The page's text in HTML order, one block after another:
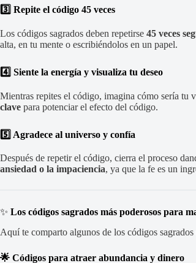
3️⃣ Repite el código 45 veces
Los códigos sagrados deben repetirse 45 veces
alta, en tu mente o escribiéndolos en un papel.
4️⃣ Siente la energía y visualiza tu deseo
Mientras repites el código, imagina cómo sería tu
clave para potenciar el efecto del código.
5️⃣ Agradece al universo y confía
Después de repetir el código, cierra el proceso
ansiedad o la impaciencia, ya que la fe es un
✨ Los códigos sagrados más poderosos para
Aquí te comparto algunos de los códigos
🌟 Códigos para atraer abundancia y dinero